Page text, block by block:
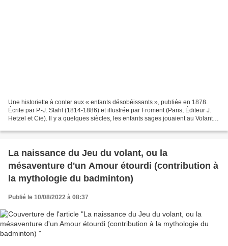
Une historiette à conter aux « enfants désobéissants », publiée en 1878.
Écrite par P.-J. Stahl (1814-1886) et illustrée par Froment (Paris, Éditeur J.
Hetzel et Cie). Il y a quelques siècles, les enfants sages jouaient au Volant
La naissance du Jeu du volant, ou la
mésaventure d'un Amour étourdi (contribution à
la mythologie du badminton)
Publié le 10/08/2022 à 08:37